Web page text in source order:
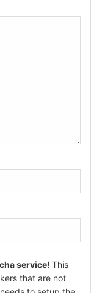
service! This
that are not